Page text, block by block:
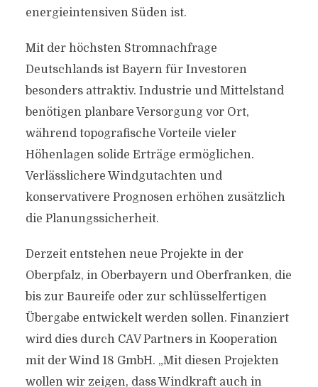
energieintensiven Süden ist.
Mit der höchsten Stromnachfrage
Deutschlands ist Bayern für Investoren
besonders attraktiv. Industrie und Mittelstand
benötigen planbare Versorgung vor Ort,
während topografische Vorteile vieler
Höhenlagen solide Erträge ermöglichen.
Verlässlichere Windgutachten und
konservativere Prognosen erhöhen zusätzlich
die Planungssicherheit.
Derzeit entstehen neue Projekte in der
Oberpfalz, in Oberbayern und Oberfranken, die
bis zur Baureife oder zur schlüsselfertigen
Übergabe entwickelt werden sollen. Finanziert
wird dies durch CAV Partners in Kooperation
mit der Wind 18 GmbH. „Mit diesen Projekten
wollen wir zeigen, dass Windkraft auch in